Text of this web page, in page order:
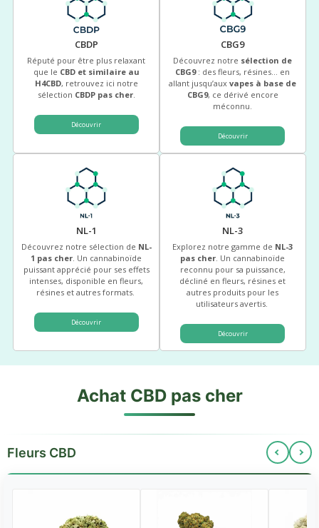
CBDP
Réputé pour être plus relaxant
que le CBD et similaire au
H4CBD, retrouvez ici notre
sélection CBDP pas cher.
Découvrir
CBG9
Découvrez notre sélection de
CBG9: des fleurs, résines… en
allant jusqu’auxvapes à base de
CBG9, ce dérivé encore
méconnu.
Découvrir
NL-1
Découvrez notre sélection de NL-
1 pas cher. Un cannabinoïde
puissant apprécié pour ses effets
intenses, disponible en fleurs,
résines et autres formats.
Découvrir
NL-3
Explorez notre gamme de NL-3
pas cher. Un cannabinoïde
reconnu pour sa puissance,
décliné en fleurs, résines et
autres produits pour les
utilisateurs avertis.
Découvrir
Achat CBD pas cher
Fleurs CBD